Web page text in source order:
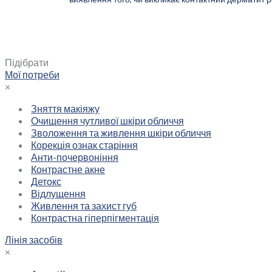
Підібрати
Мої потреби
×
Зняття макіяжу
Очищення чутливої шкіри обличчя
Зволоження та живлення шкіри обличчя
Корекція ознак старіння
Анти-почервоніння
Контрастне акне
Детокс
Відлущення
Живлення та захист губ
Контрастна гіперпігментація
Лінія засобів
×